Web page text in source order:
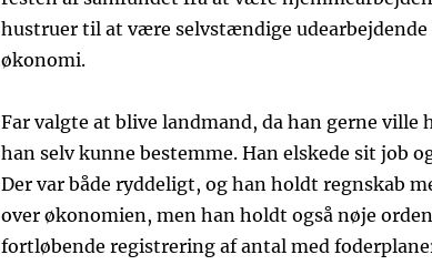
hustruer til at være selvstændige udearbejdende
økonomi.
Far valgte at blive landmand, da han gerne ville
han selv kunne bestemme. Han elskede sit job
Der var både ryddeligt, og han holdt regnskab
over økonomien, men han holdt også nøje
fortløbende registrering af antal med